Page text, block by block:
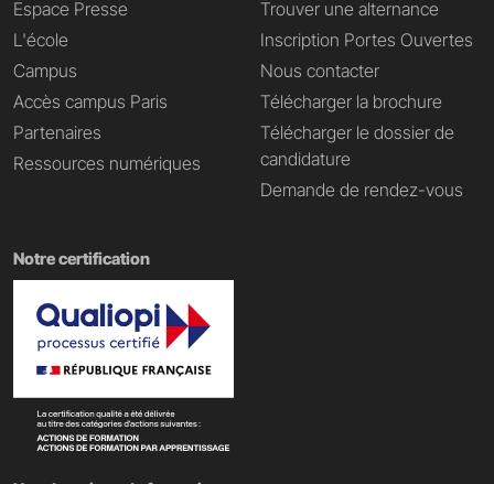
Espace Presse
L'école
Campus
Accès campus Paris
Partenaires
Ressources numériques
Trouver une alternance
Inscription Portes Ouvertes
Nous contacter
Télécharger la brochure
Télécharger le dossier de
candidature
Demande de rendez-vous
Notre certification